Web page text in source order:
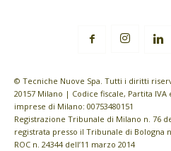
© Tecniche Nuove Spa. Tutti i diritti
20157 Milano | Codice fiscale, Partita
imprese di Milano: 00753480151
Registrazione Tribunale di Milano n. 76
registrata presso il Tribunale di Bologna
ROC n. 24344 dell’11 marzo 2014